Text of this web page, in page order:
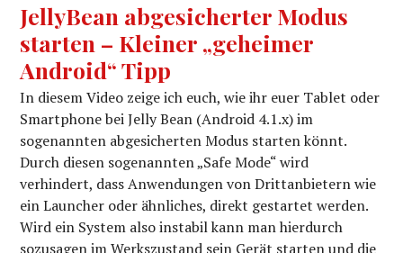
JellyBean abgesicherter Modus
starten – Kleiner „geheimer
Android“ Tipp
In diesem Video zeige ich euch, wie ihr euer Tablet oder
Smartphone bei Jelly Bean (Android 4.1.x) im
sogenannten abgesicherten Modus starten könnt.
Durch diesen sogenannten „Safe Mode“ wird
verhindert, dass Anwendungen von Drittanbietern wie
ein Launcher oder ähnliches, direkt gestartet werden.
Wird ein System also instabil kann man hierdurch
sozusagen im Werkszustand sein Gerät starten und die